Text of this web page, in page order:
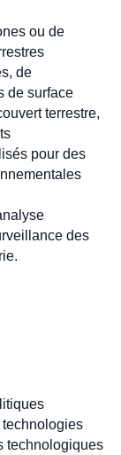
ou de
de
de surface
terrestre,
pour des
des
technologiques